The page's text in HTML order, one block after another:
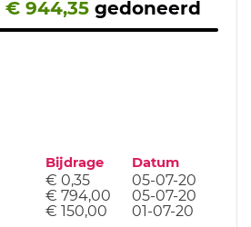
€ 944,35 gedoneerd
Bijdrage Datum
€ 0,35
05-07-20
€ 794,00
05-07-20
€ 150,00 01-07-20